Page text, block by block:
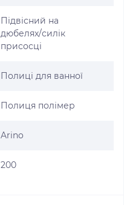
Підвісний на
дюбелях/силік
присосці
Полиці для ванної
Полиця полімер
Arino
200